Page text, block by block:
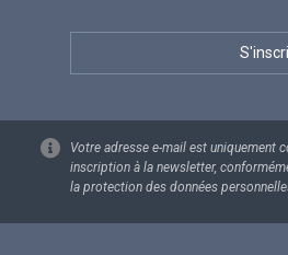
Votre adresse e-mail est uniquement
inscription à la newsletter,
la protection des données